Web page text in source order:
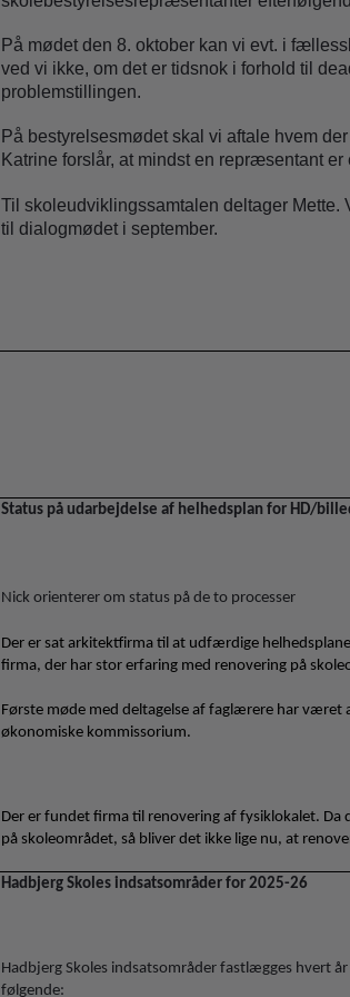
På mødet den 8. oktober kan vi evt. i
ved vi ikke, om det er tidsnok i forhold til
problemstillingen.
På bestyrelsesmødet skal vi aftale hvem
Katrine forslår, at mindst en repræsentant
Til skoleudviklingssamtalen deltager
til dialogmødet i september.
Status på udarbejdelse af helhedsplan for HD/
Nick orienterer om status på de to processer
Der er sat arkitektfirma til at udfærdige
firma, der har stor erfaring med renovering på
Første møde med deltagelse af faglærere har været
økonomiske kommissorium.
Der er fundet firma til renovering af fysiklokalet.
på skoleområdet, så bliver det ikke lige nu, at
Hadbjerg Skoles indsatsområder for 2025-26
Hadbjerg Skoles indsatsområder fastlægges hvert
følgende: